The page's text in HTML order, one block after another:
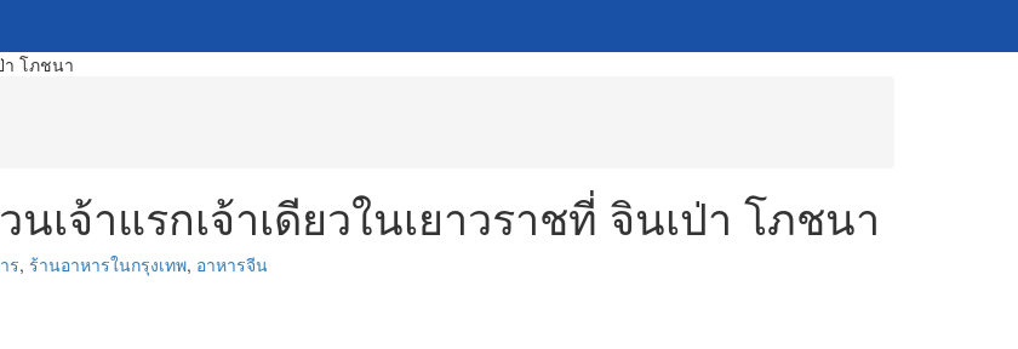
เจ้าแรกเจ้าเดียวในเยาวราชที่ จินเป่า โภชนา
ร, ร้านอาหารในกรุงเทพ, อาหารจีน